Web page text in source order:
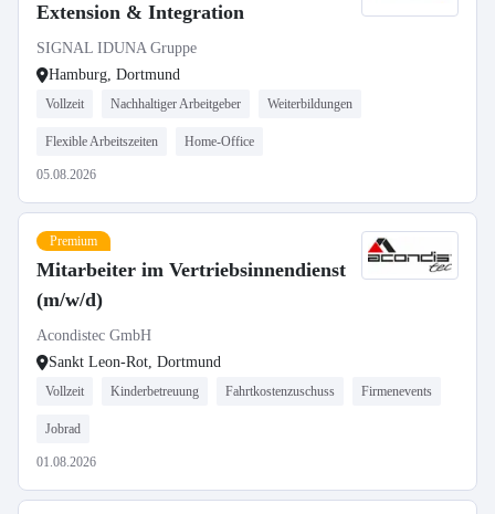
Extension & Integration
SIGNAL IDUNA Gruppe
Hamburg, Dortmund
Vollzeit Nachhaltiger Arbeitgeber Weiterbildungen
Flexible Arbeitszeiten Home-Office
05.08.2026
Premium
Mitarbeiter im Vertriebsinnendienst
(m/w/d)
Acondistec GmbH
Sankt Leon-Rot, Dortmund
Vollzeit Kinderbetreuung Fahrtkostenzuschuss Firmenevents
Jobrad
01.08.2026